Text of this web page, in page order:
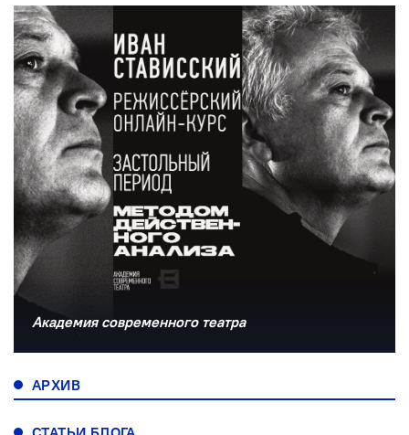
Академия современного театра
АРХИВ